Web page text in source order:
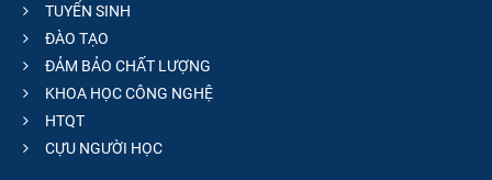
TUYỂN SINH
ĐÀO TẠO
ĐẢM BẢO CHẤT LƯỢNG
KHOA HỌC CÔNG NGHỆ
HTQT
CỰU NGƯỜI HỌC